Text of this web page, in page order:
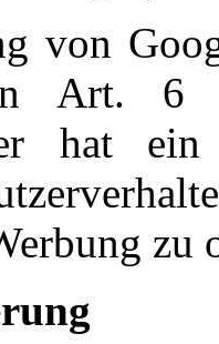
von
Art.
hat
zu